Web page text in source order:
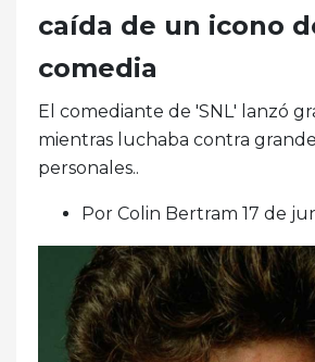
caída de un icono
comedia
El comediante de 'SNL' lanzó
mientras luchaba contra
personales..
Por Colin Bertram 17 de